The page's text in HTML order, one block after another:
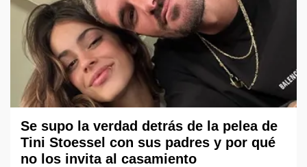
Se supo la verdad detrás de la pelea de
Tini Stoessel con sus padres y por qué
no los invita al casamiento